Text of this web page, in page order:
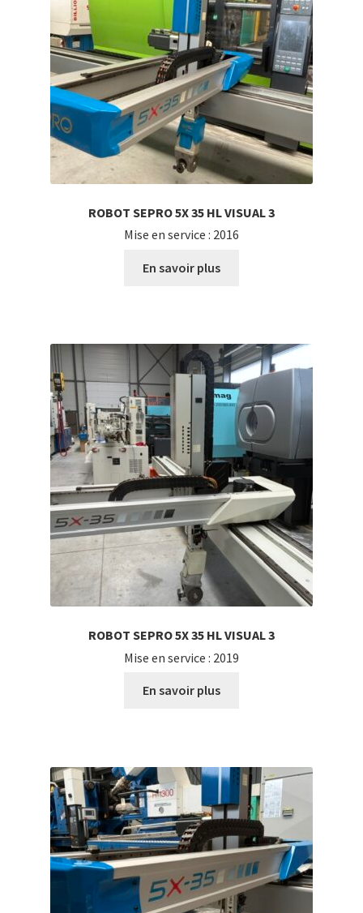
ROBOT SEPRO 5X 35 HL VISUAL 3
Mise en service : 2016
En savoir plus
ROBOT SEPRO 5X 35 HL VISUAL 3
Mise en service : 2019
En savoir plus